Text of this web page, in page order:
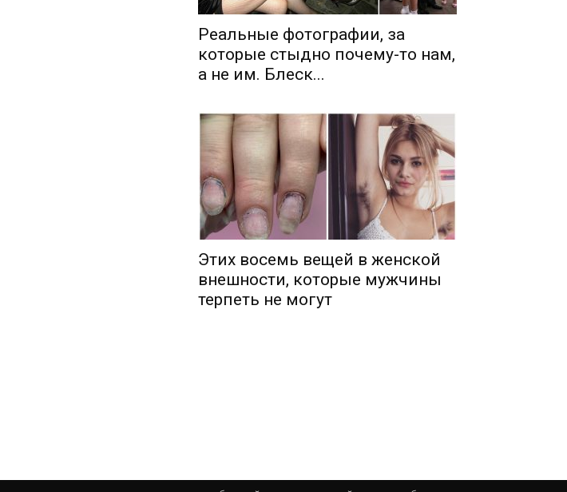
Реальные фотографии, за
которые стыдно почему-то нам,
а не им. Блеск...
Этих восемь вещей в женской
внешности, которые мужчины
терпеть не могут